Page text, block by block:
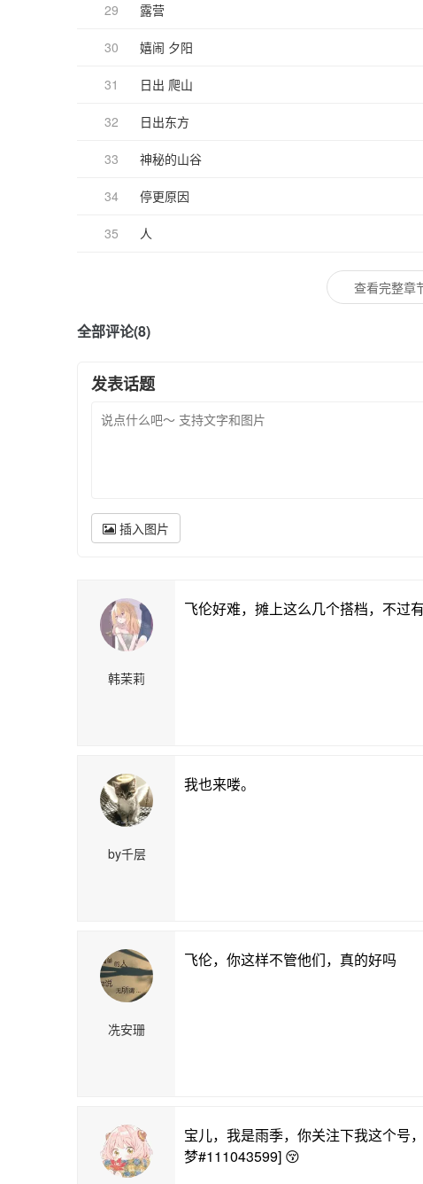
29 露营
30 嬉闹 夕阳
31 日出 爬山
32 日出东方
33 神秘的山谷
34 停更原因
35 人
查看完整章
全部评论(8)
发表话题
插入图片
韩茉莉
飞伦好难，摊上这么几个搭档，不过
by千层
我也来喽。
冼安珊
飞伦，你这样不管他们，真的好吗
宝儿，我是雨季，你关注下我这个号
梦#111043599] 😚